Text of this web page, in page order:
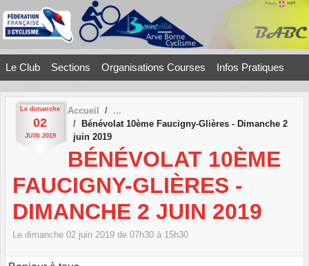
Le Club Sections Organisations Courses Infos Pratiques
Le dimanche
02
JUIN 2019
Accueil
Bénévolat 10ème Faucigny-Glières - Dimanche 2
juin 2019
BÉNÉVOLAT 10ÈME
FAUCIGNY-GLIÈRES -
DIMANCHE 2 JUIN 2019
Le dimanche 02 juin 2019 de 07h30 à 15h30
Panneau de gestion des cookies